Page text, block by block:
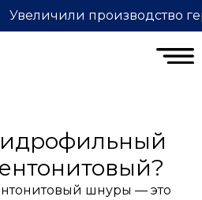
Увеличили производство
шнуры — это